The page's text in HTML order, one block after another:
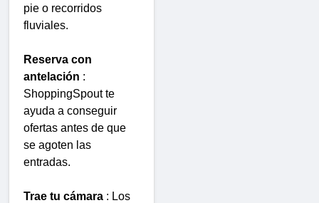
pie o recorridos
fluviales.
Reserva con
antelación :
ShoppingSpout te
ayuda a conseguir
ofertas antes de que
se agoten las
entradas.
Trae tu cámara : Los